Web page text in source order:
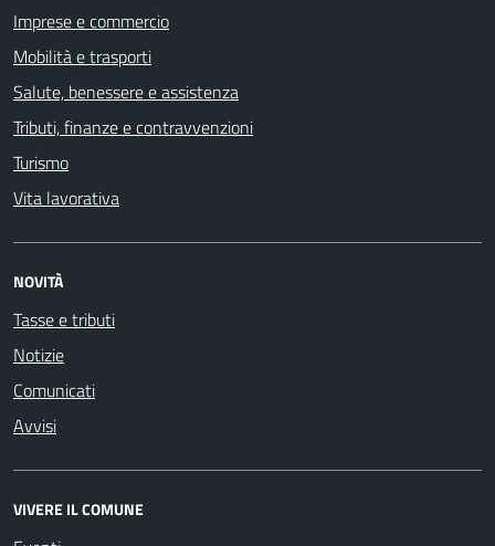
Imprese e commercio
Mobilità e trasporti
Salute, benessere e assistenza
Tributi, finanze e contravvenzioni
Turismo
Vita lavorativa
NOVITÀ
Tasse e tributi
Notizie
Comunicati
Avvisi
VIVERE IL COMUNE